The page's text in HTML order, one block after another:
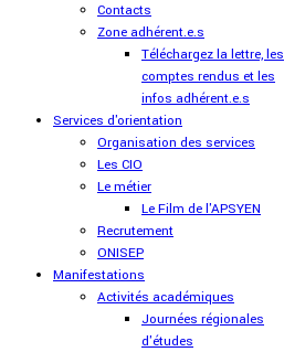
Contacts
Zone adhérent.e.s
Téléchargez la lettre, les
comptes rendus et les
infos adhérent.e.s
Services d'orientation
Organisation des services
Les CIO
Le métier
Le Film de l'APSYEN
Recrutement
ONISEP
Manifestations
Activités académiques
Journées régionales
d'études